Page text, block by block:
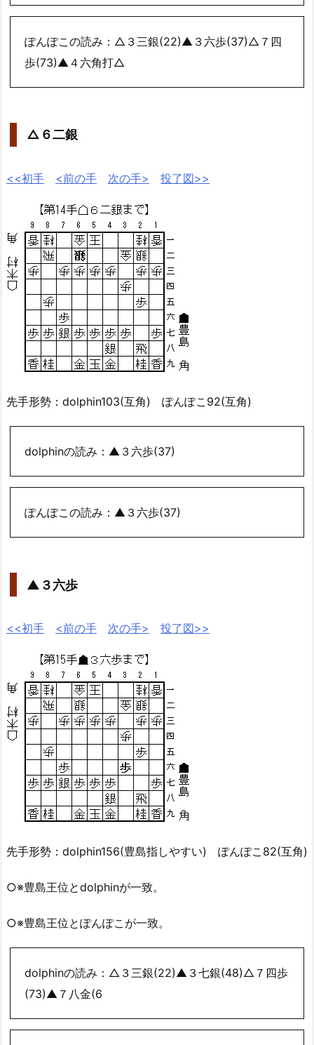
ぽんぽこの読み：△３三銀(22)▲３六歩(37)△７四
歩(73)▲４六角打△
△６二銀
<<初手 <前の手 次の手> 投了図>>
先手形勢：dolphin103(互角) ぽんぽこ92(互角)
dolphinの読み：▲３六歩(37)
ぽんぽこの読み：▲３六歩(37)
▲３六歩
<<初手 <前の手 次の手> 投了図>>
先手形勢：dolphin156(豊島指しやすい) ぽんぽこ82(互角)
○※豊島王位とdolphinが一致。
○※豊島王位とぽんぽこが一致。
dolphinの読み：△３三銀(22)▲３七銀(48)△７四歩
(73)▲７八金(6